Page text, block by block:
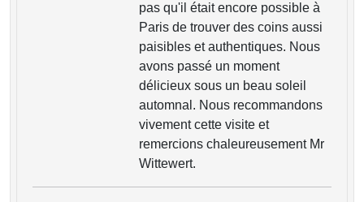
pas qu'il était encore possible à
Paris de trouver des coins aussi
paisibles et authentiques. Nous
avons passé un moment
délicieux sous un beau soleil
automnal. Nous recommandons
vivement cette visite et
remercions chaleureusement Mr
Wittewert.